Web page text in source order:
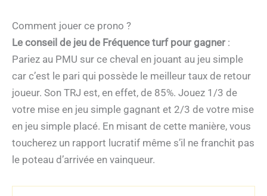
Comment jouer ce prono ?
Le conseil de jeu de Fréquence turf pour gagner:
Pariez au PMU sur ce cheval en jouant au jeu simple
car c’est le pari qui possède le meilleur taux de retour
joueur. Son TRJ est, en effet, de 85%. Jouez 1/3 de
votre mise en jeu simple gagnant et 2/3 de votre mise
en jeu simple placé. En misant de cette manière, vous
toucherez un rapport lucratif même s’il ne franchit pas
le poteau d’arrivée en vainqueur.